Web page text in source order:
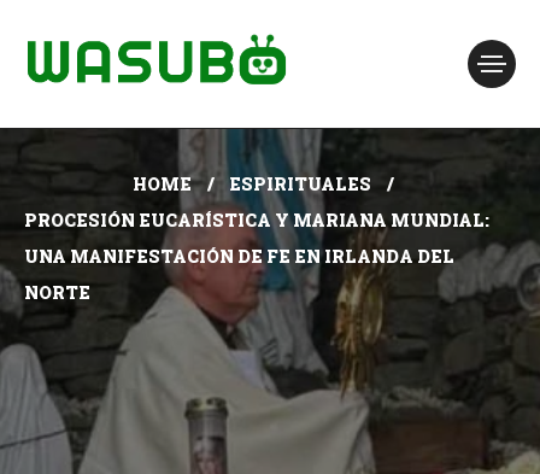
HOME
ESPIRITUALES
PROCESIÓN EUCARÍSTICA Y MARIANA MUNDIAL:
UNA MANIFESTACIÓN DE FE EN IRLANDA DEL
NORTE